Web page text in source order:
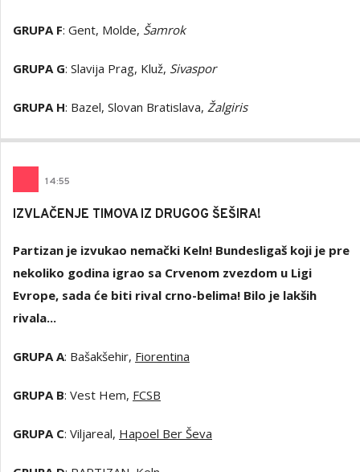
GRUPA F: Gent, Molde, Šamrok
GRUPA G: Slavija Prag, Kluž, Sivaspor
GRUPA H: Bazel, Slovan Bratislava, Žalgiris
14:55
IZVLAČENJE TIMOVA IZ DRUGOG ŠEŠIRA!
Partizan je izvukao nemački Keln! Bundesligaš koji je pre
nekoliko godina igrao sa Crvenom zvezdom u Ligi
Evrope, sada će biti rival crno-belima! Bilo je lakših
rivala...
GRUPA A: Bašakšehir, Fiorentina
GRUPA B: Vest Hem, FCSB
GRUPA C: Viljareal, Hapoel Ber Ševa